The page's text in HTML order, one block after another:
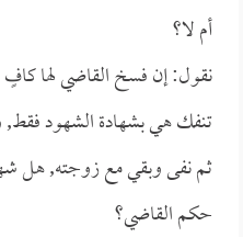
أم لا؟
نقول: إن فسخ القاضي لها كافٍ
تنفك هي بشهادة الشهود فقط,
ثم نفى وبقي مع زوجته, هل
حكم القاضي؟